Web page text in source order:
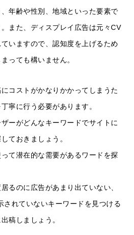
年齢や性別、地域といった要素で
また、ディスプレイ広告は元々CV
いますので、認知度を上げるため
っても構いません。
コストがかなりかかってしまうた
寧に行う必要があります。
ーがどんなキーワードでサイトに
ておきましょう。
て潜在的な需要があるワードを探
るのに広告があまり出ていない、
されていないキーワードを見つける
稿しましょう。